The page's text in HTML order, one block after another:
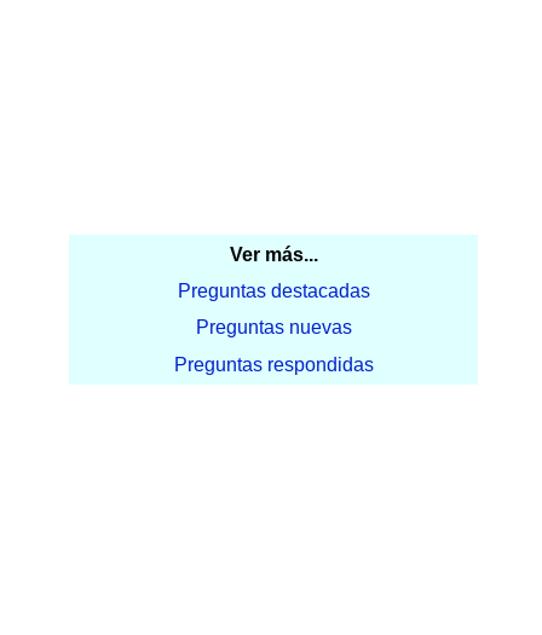
Ver más...
Preguntas destacadas
Preguntas nuevas
Preguntas respondidas